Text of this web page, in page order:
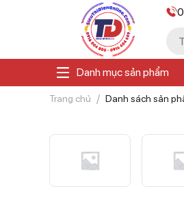
Danh mục sản phẩm
Trang chủ Danh sách sản